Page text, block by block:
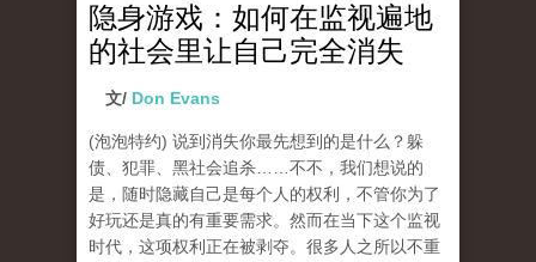
隐身游戏：如何在监视遍地
的社会里让自己完全消失
文/ Don Evans
(泡泡特约) 说到消失你最先想到的是什么？躲
债、犯罪、黑社会追杀……不不，我们想说的
是，随时隐藏自己是每个人的权利，不管你为了
好玩还是真的有重要需求。然而在当下这个监视
时代，这项权利正在被剥夺。很多人之所以不重